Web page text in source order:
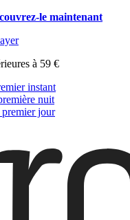
le maintenant
à 59 €
instant
nuit
jour